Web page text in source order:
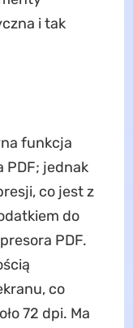
i tak
funkcja
PDF; jednak
co jest z
do
PDF.
co
72 dpi. Ma